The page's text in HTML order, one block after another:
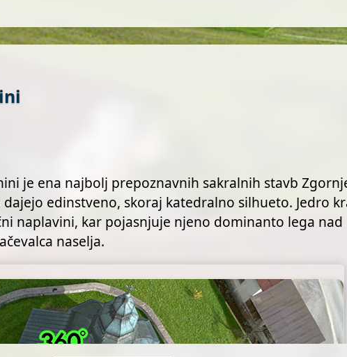
je ena najbolj prepoznavnih sakralnih stavb
edinstveno, skoraj katedralno silhueto. Jedro
naplavini, kar pojasnjuje njeno dominanto lega
naselja.